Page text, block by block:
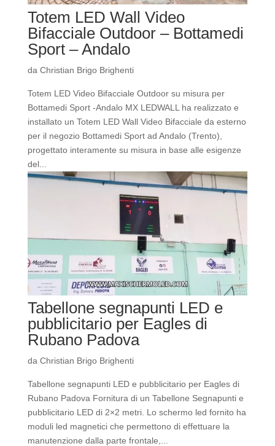
Totem LED Wall Video
Bifacciale Outdoor – Bottamedi
Sport – Andalo
da Christian Brigo Brighenti
Totem LED Video Bifacciale Outdoor su misura per
Bottamedi Sport -Andalo MX LEDWALL ha realizzato e
installato un Totem LED Wall Video Bifacciale da esterno
per il negozio Bottamedi Sport ad Andalo (Trento),
progettato interamente su misura in base alle esigenze
del...
Tabellone segnapunti LED e
pubblicitario per Eagles di
Rubano Padova
da Christian Brigo Brighenti
Tabellone segnapunti LED e pubblicitario per Eagles di
Rubano Padova Fornitura di un Tabellone Segnapunti e
pubblicitario LED di 2×2 metri. Lo schermo led fornito ha
moduli led magnetici che permettono di effettuare la
manutenzione dalla parte frontale,...